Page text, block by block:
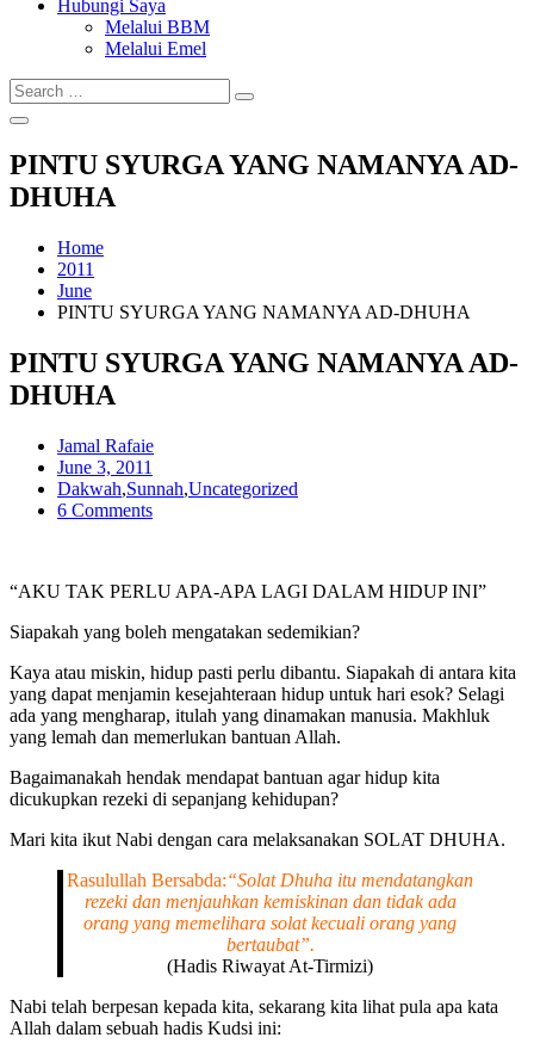
Hubungi Saya
Melalui BBM
Melalui Emel
Search
for:
Search
PINTU SYURGA YANG NAMANYA AD-
DHUHA
Home
2011
June
PINTU SYURGA YANG NAMANYA AD-DHUHA
PINTU SYURGA YANG NAMANYA AD-
DHUHA
Jamal Rafaie
Posted
on
June 3, 2011
Dakwah,Sunnah,Uncategorized
6 Comments
“AKU TAK PERLU APA-APA LAGI DALAM HIDUP INI”
Siapakah yang boleh mengatakan sedemikian?
Kaya atau miskin, hidup pasti perlu dibantu. Siapakah di antara kita
yang dapat menjamin kesejahteraan hidup untuk hari esok? Selagi
ada yang mengharap, itulah yang dinamakan manusia. Makhluk
yang lemah dan memerlukan bantuan Allah.
Bagaimanakah hendak mendapat bantuan agar hidup kita
dicukupkan rezeki di sepanjang kehidupan?
Mari kita ikut Nabi dengan cara melaksanakan SOLAT DHUHA.
Rasulullah Bersabda:“Solat Dhuha itu mendatangkan
rezeki dan menjauhkan kemiskinan dan tidak ada
orang yang memelihara solat kecuali orang yang
bertaubat”.
(Hadis Riwayat At-Tirmizi)
Nabi telah berpesan kepada kita, sekarang kita lihat pula apa kata
Allah dalam sebuah hadis Kudsi ini: